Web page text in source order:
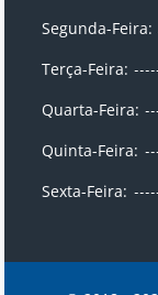
Segunda-Feira:
Terça-Feira:
Quarta-Feira:
Quinta-Feira:
Sexta-Feira: